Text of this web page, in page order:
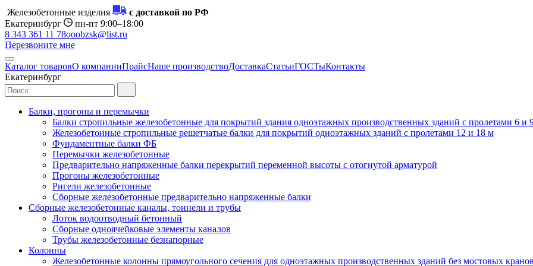
Железобетонные изделия
с доставкой по РФ
Екатеринбург
пн-пт 9:00–18:00
8 343 361 11 78ooobzsk@list.ru
Перезвоните мне
Каталог товаровО компанииПрайсНаше производствоДоставкаСтатьиГОСТыКонтакты
Екатеринбург
Балки, прогоны и перемычки
Балки стропильные железобетонные для покрытий здания одноэтажных производственных зданий с пролетами 6
Железобетонные стропильные решетчатые балки для покрытий одноэтажных зданий с пролетами 12 и 18 м
Фундаментные балки ФБ
Перемычки железобетонные
Предварительно напряженные балки перекрытий переменной высоты с отогнутой арматурой
Прогоны железобетонные
Ригели железобетонные
Сборные железобетонные предварительно напряженные балки
Сборные железобетонные каналы, тоннели и трубы
Лоток водоотводный бетонный
Сборные одноячейковые элементы каналов
Трубы железобетонные безнапорные
Колонны
Железобетонные колонны прямоугольного сечения для одноэтажных производственных зданий без мостовых кранов